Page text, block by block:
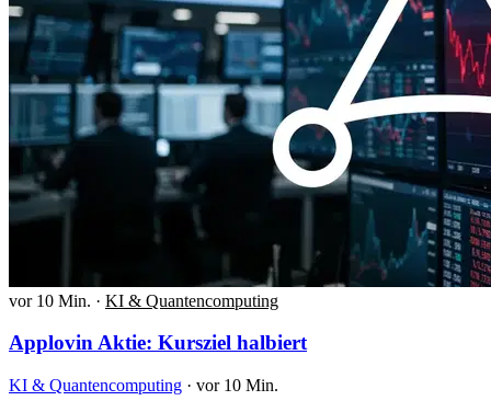
vor 10 Min. · KI & Quantencomputing
Applovin Aktie: Kursziel halbiert
KI & Quantencomputing · vor 10 Min.